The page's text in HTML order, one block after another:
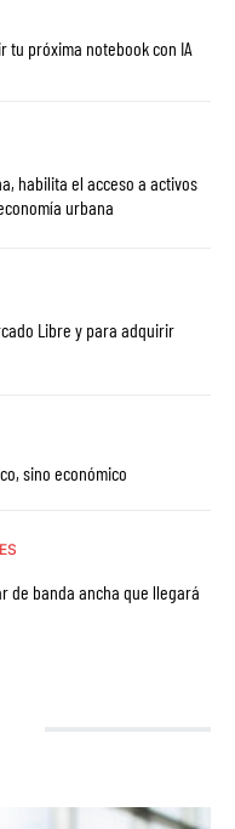
tu próxima notebook con IA
urbana
Libre y para adquirir
sino económico
de banda ancha que llegará